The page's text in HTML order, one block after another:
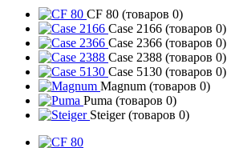
CF 80 (товаров 0)
Case 2166 (товаров 0)
Case 2366 (товаров 0)
Case 2388 (товаров 0)
Case 5130 (товаров 0)
Magnum (товаров 0)
Puma (товаров 0)
Steiger(товаров 0)